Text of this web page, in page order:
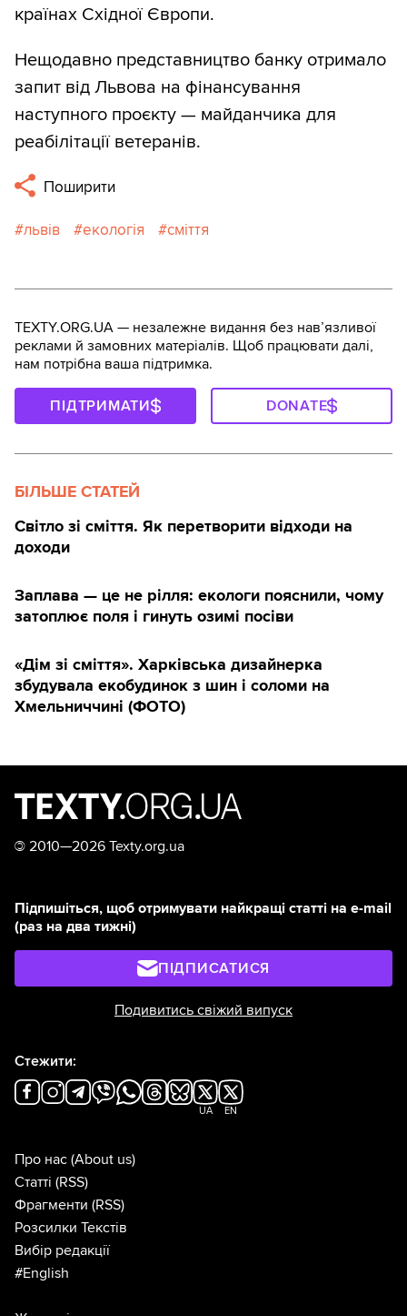
країнах Східної Європи.
Нещодавно представництво банку отримало
запит від Львова на фінансування
наступного проєкту — майданчика для
реабілітації ветеранів.
Поширити
львів екологія сміття
TEXTY.ORG.UA — незалежне видання без навʼязливої
реклами й замовних матеріалів. Щоб працювати далі,
нам потрібна ваша підтримка.
ПІДТРИМАТИ DONATE
БІЛЬШЕ СТАТЕЙ
Світло зі сміття. Як перетворити відходи на
доходи
Заплава — це не рілля: екологи пояснили, чому
затоплює поля і гинуть озимі посіви
«Дім зі сміття». Харківська дизайнерка
збудувала екобудинок з шин і соломи на
Хмельниччині (ФОТО)
© 2010—2026 Texty.org.ua
Підпишіться, щоб отримувати найкращі статті на e-mail
(раз на два тижні)
ПІДПИСАТИСЯ
Подивитись свіжий випуск
Стежити:
UA EN
Про нас (About us)
Статті (RSS)
Фрагменти (RSS)
Розсилки Текстів
Вибір редакції
#English